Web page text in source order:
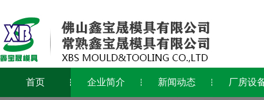
首页 企业简介 新闻动态 厂房设